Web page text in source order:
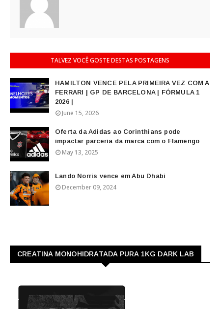
TALVEZ VOCÊ GOSTE DESTAS POSTAGENS
HAMILTON VENCE PELA PRIMEIRA VEZ COM A
FERRARI | GP DE BARCELONA | FÓRMULA 1
2026 |
June 15, 2026
Oferta da Adidas ao Corinthians pode
impactar parceria da marca com o Flamengo
May 13, 2025
Lando Norris vence em Abu Dhabi
December 09, 2024
CREATINA MONOHIDRATADA PURA 1KG DARK LAB